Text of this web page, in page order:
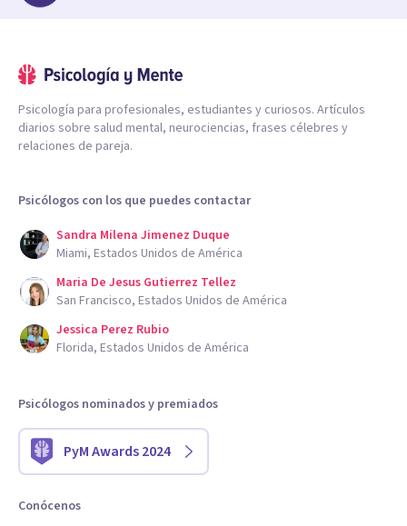
Psicología para profesionales, estudiantes y curiosos. Artículos
diarios sobre salud mental, neurociencias, frases célebres y
relaciones de pareja.
Psicólogos con los que puedes contactar
Sandra Milena Jimenez Duque
Miami, Estados Unidos de América
Maria De Jesus Gutierrez Tellez
San Francisco, Estados Unidos de América
Jessica Perez Rubio
Florida, Estados Unidos de América
Psicólogos nominados y premiados
PyM Awards 2024
Conócenos